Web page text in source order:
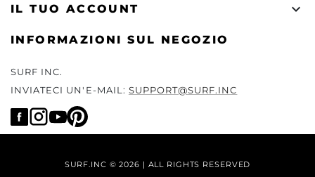
IL TUO ACCOUNT 
INFORMAZIONI SUL NEGOZIO
SURF INC.
INVIATECI UN'E-MAIL: SUPPORT@SURF.INC
SURF.INC © 2026 | ALL RIGHTS RESERVED